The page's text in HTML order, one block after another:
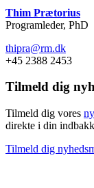
Thim Prætorius
Programleder, PhD
thipra@rm.dk
+45 2388 2453
Tilmeld dig
Tilmeld dig vores
direkte i din
Tilmeld dig